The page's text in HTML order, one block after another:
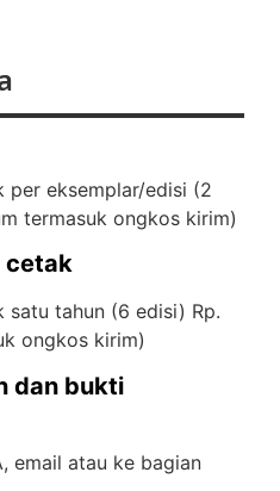
per eksemplar/edisi (2
termasuk ongkos kirim)
cetak
satu tahun (6 edisi) Rp.
ongkos kirim)
dan bukti
email atau ke bagian